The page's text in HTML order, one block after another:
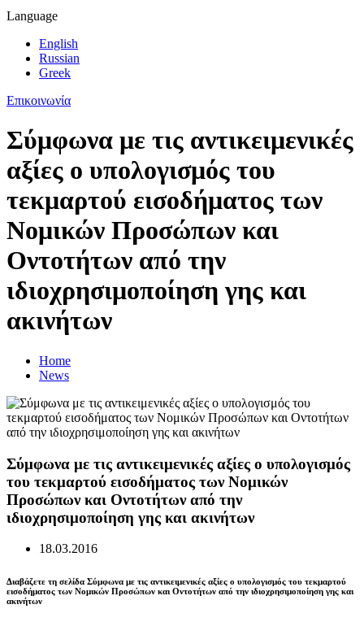
Language
English
Russian
Greek
Επικοινωνία
Σύμφωνα με τις αντικειμενικές
αξίες ο υπολογισμός του
τεκμαρτού εισοδήματος των
Νομικών Προσώπων και
Οντοτήτων από την
ιδιοχρησιμοποίηση γης και
ακινήτων
Home
News
Σύμφωνα με τις αντικειμενικές αξίες ο υπολογισμός
του τεκμαρτού εισοδήματος των Νομικών
Προσώπων και Οντοτήτων από την
ιδιοχρησιμοποίηση γης και ακινήτων
18.03.2016
Διαβάζετε τη σελίδα Σύμφωνα με τις αντικειμενικές αξίες ο υπολογισμός του τεκμαρτού
εισοδήματος των Νομικών Προσώπων και Οντοτήτων από την ιδιοχρησιμοποίηση γης και
ακινήτων